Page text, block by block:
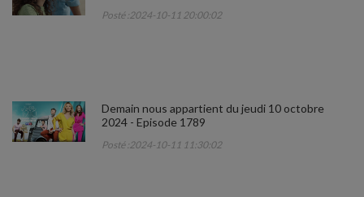
Posté :2024-10-11 20:00:02
Demain nous appartient du jeudi 10 octobre
2024 - Episode 1789
Posté :2024-10-11 11:30:02